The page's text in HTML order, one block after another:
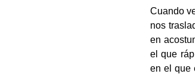
Cuando
nos
en
el que
en el que